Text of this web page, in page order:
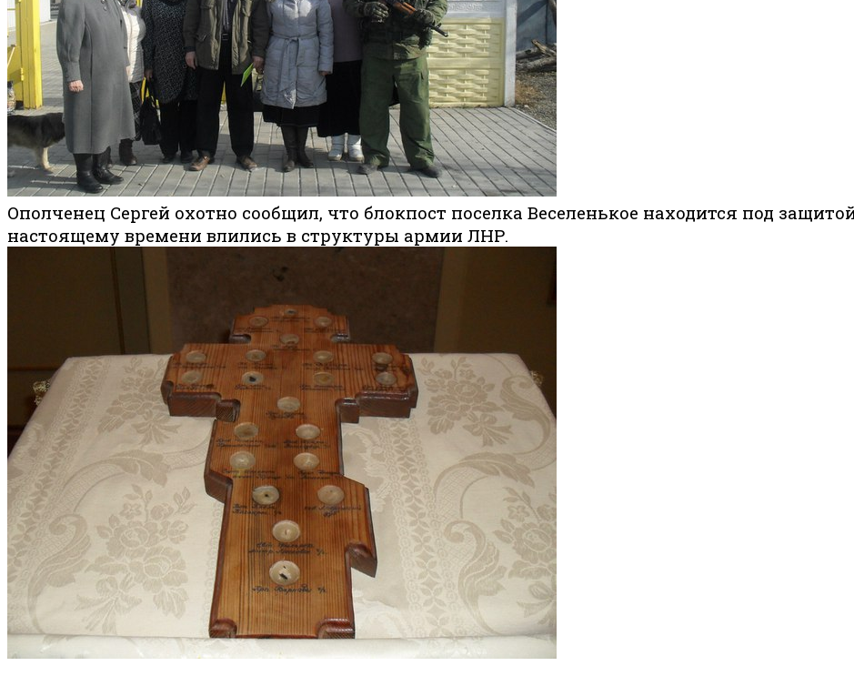
Ополченец Сергей охотно сообщил, что блокпост поселка Веселенькое находится под
настоящему времени влились в структуры армии ЛНР.